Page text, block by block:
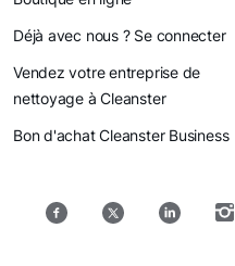
Déjà avec nous ? Se connecter
Vendez votre entreprise de
nettoyage à Cleanster
Bon d'achat Cleanster Business